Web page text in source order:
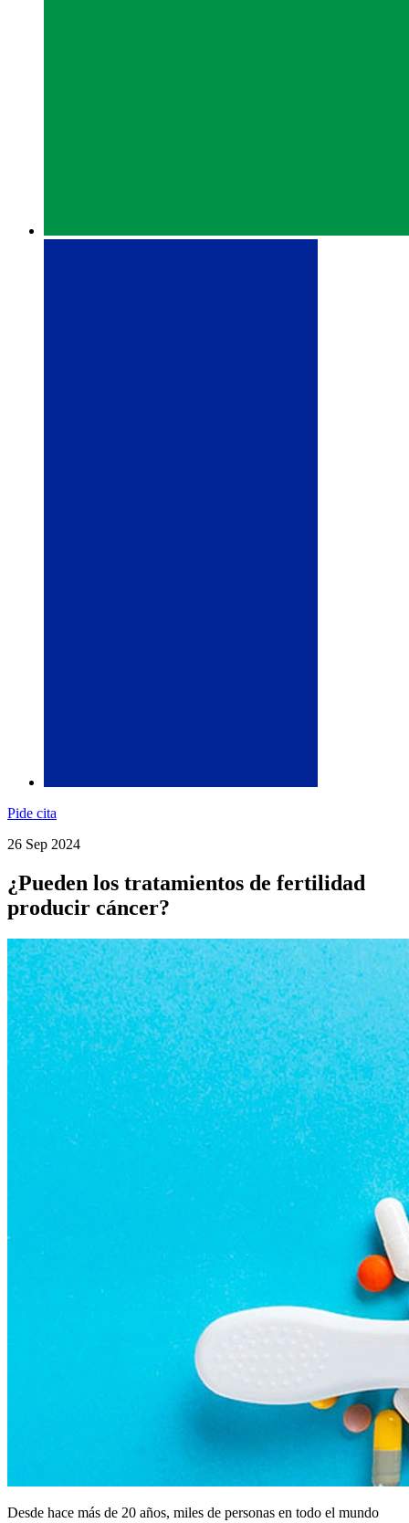
Pide cita
26 Sep 2024
¿Pueden los tratamientos de fertilidad
producir cáncer?
Desde hace más de 20 años, miles de personas en todo el mundo